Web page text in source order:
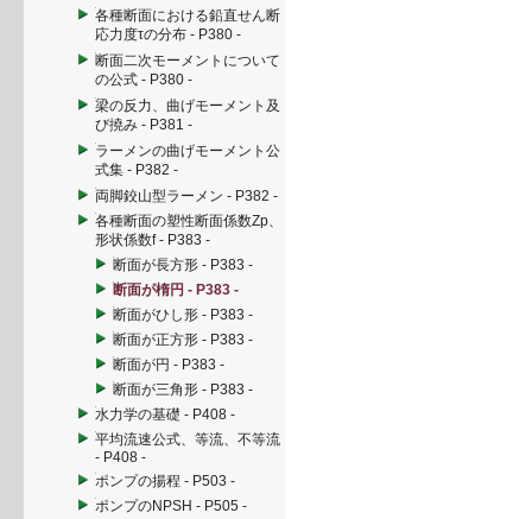
各種断面における鉛直せん断
応力度τの分布 - P380 -
断面二次モーメントについて
の公式 - P380 -
梁の反力、曲げモーメント及
び撓み - P381 -
ラーメンの曲げモーメント公
式集 - P382 -
両脚鉸山型ラーメン - P382 -
各種断面の塑性断面係数Zp、
形状係数f - P383 -
断面が長方形 - P383 -
断面が楕円 - P383 -
断面がひし形 - P383 -
断面が正方形 - P383 -
断面が円 - P383 -
断面が三角形 - P383 -
水力学の基礎 - P408 -
平均流速公式、等流、不等流
- P408 -
ポンプの揚程 - P503 -
ポンプのNPSH - P505 -